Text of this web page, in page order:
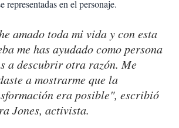
representadas en el personaje.
amado toda mi vida y con esta
me has ayudado como persona
a descubrir otra razón. Me
a mostrarme que la
era posible", escribió
Jones, activista.